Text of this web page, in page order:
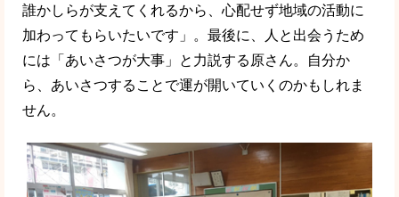
誰かしらが支えてくれるから、心配せず地域の活動に
加わってもらいたいです」。最後に、人と出会うため
には「あいさつが大事」と力説する原さん。自分か
ら、あいさつすることで運が開いていくのかもしれま
せん。